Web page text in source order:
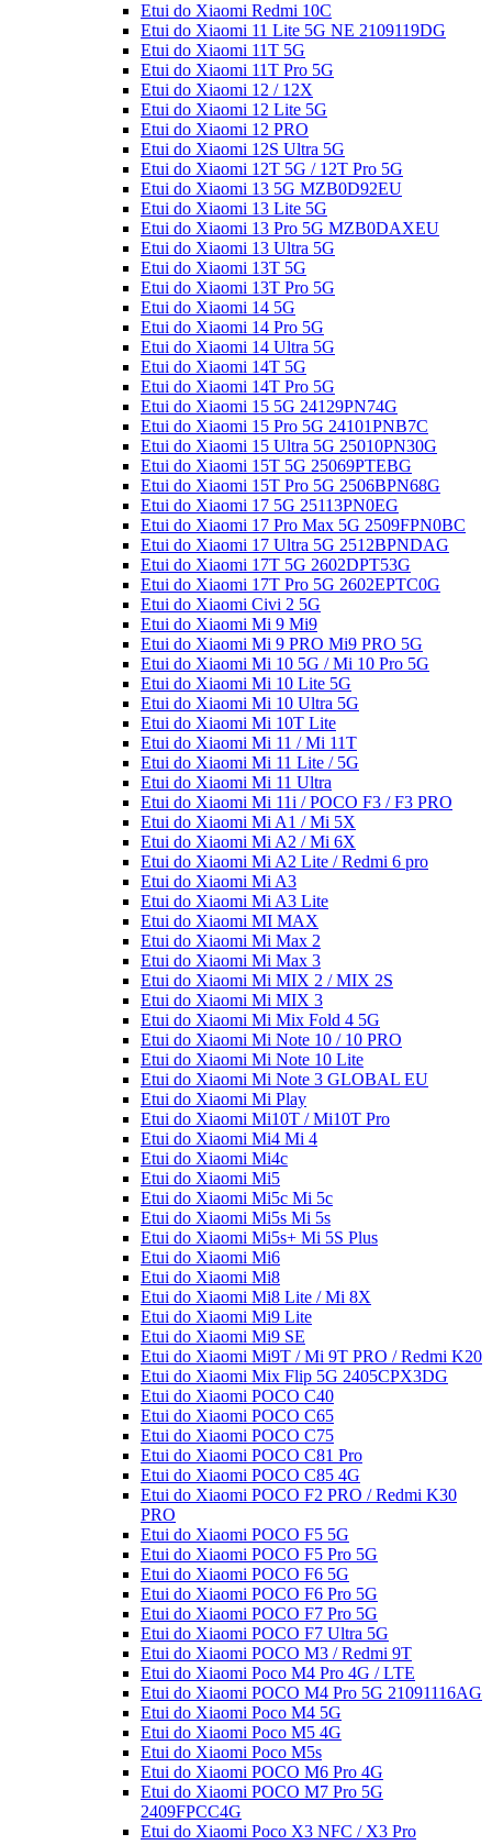
Etui do Xiaomi Redmi 10C
Etui do Xiaomi 11 Lite 5G NE 2109119DG
Etui do Xiaomi 11T 5G
Etui do Xiaomi 11T Pro 5G
Etui do Xiaomi 12 / 12X
Etui do Xiaomi 12 Lite 5G
Etui do Xiaomi 12 PRO
Etui do Xiaomi 12S Ultra 5G
Etui do Xiaomi 12T 5G / 12T Pro 5G
Etui do Xiaomi 13 5G MZB0D92EU
Etui do Xiaomi 13 Lite 5G
Etui do Xiaomi 13 Pro 5G MZB0DAXEU
Etui do Xiaomi 13 Ultra 5G
Etui do Xiaomi 13T 5G
Etui do Xiaomi 13T Pro 5G
Etui do Xiaomi 14 5G
Etui do Xiaomi 14 Pro 5G
Etui do Xiaomi 14 Ultra 5G
Etui do Xiaomi 14T 5G
Etui do Xiaomi 14T Pro 5G
Etui do Xiaomi 15 5G 24129PN74G
Etui do Xiaomi 15 Pro 5G 24101PNB7C
Etui do Xiaomi 15 Ultra 5G 25010PN30G
Etui do Xiaomi 15T 5G 25069PTEBG
Etui do Xiaomi 15T Pro 5G 2506BPN68G
Etui do Xiaomi 17 5G 25113PN0EG
Etui do Xiaomi 17 Pro Max 5G 2509FPN0BC
Etui do Xiaomi 17 Ultra 5G 2512BPNDAG
Etui do Xiaomi 17T 5G 2602DPT53G
Etui do Xiaomi 17T Pro 5G 2602EPTC0G
Etui do Xiaomi Civi 2 5G
Etui do Xiaomi Mi 9 Mi9
Etui do Xiaomi Mi 9 PRO Mi9 PRO 5G
Etui do Xiaomi Mi 10 5G / Mi 10 Pro 5G
Etui do Xiaomi Mi 10 Lite 5G
Etui do Xiaomi Mi 10 Ultra 5G
Etui do Xiaomi Mi 10T Lite
Etui do Xiaomi Mi 11 / Mi 11T
Etui do Xiaomi Mi 11 Lite / 5G
Etui do Xiaomi Mi 11 Ultra
Etui do Xiaomi Mi 11i / POCO F3 / F3 PRO
Etui do Xiaomi Mi A1 / Mi 5X
Etui do Xiaomi Mi A2 / Mi 6X
Etui do Xiaomi Mi A2 Lite / Redmi 6 pro
Etui do Xiaomi Mi A3
Etui do Xiaomi Mi A3 Lite
Etui do Xiaomi MI MAX
Etui do Xiaomi Mi Max 2
Etui do Xiaomi Mi Max 3
Etui do Xiaomi Mi MIX 2 / MIX 2S
Etui do Xiaomi Mi MIX 3
Etui do Xiaomi Mi Mix Fold 4 5G
Etui do Xiaomi Mi Note 10 / 10 PRO
Etui do Xiaomi Mi Note 10 Lite
Etui do Xiaomi Mi Note 3 GLOBAL EU
Etui do Xiaomi Mi Play
Etui do Xiaomi Mi10T / Mi10T Pro
Etui do Xiaomi Mi4 Mi 4
Etui do Xiaomi Mi4c
Etui do Xiaomi Mi5
Etui do Xiaomi Mi5c Mi 5c
Etui do Xiaomi Mi5s Mi 5s
Etui do Xiaomi Mi5s+ Mi 5S Plus
Etui do Xiaomi Mi6
Etui do Xiaomi Mi8
Etui do Xiaomi Mi8 Lite / Mi 8X
Etui do Xiaomi Mi9 Lite
Etui do Xiaomi Mi9 SE
Etui do Xiaomi Mi9T / Mi 9T PRO / Redmi K20
Etui do Xiaomi Mix Flip 5G 2405CPX3DG
Etui do Xiaomi POCO C40
Etui do Xiaomi POCO C65
Etui do Xiaomi POCO C75
Etui do Xiaomi POCO C81 Pro
Etui do Xiaomi POCO C85 4G
Etui do Xiaomi POCO F2 PRO / Redmi K30
PRO
Etui do Xiaomi POCO F5 5G
Etui do Xiaomi POCO F5 Pro 5G
Etui do Xiaomi POCO F6 5G
Etui do Xiaomi POCO F6 Pro 5G
Etui do Xiaomi POCO F7 Pro 5G
Etui do Xiaomi POCO F7 Ultra 5G
Etui do Xiaomi POCO M3 / Redmi 9T
Etui do Xiaomi Poco M4 Pro 4G / LTE
Etui do Xiaomi POCO M4 Pro 5G 21091116AG
Etui do Xiaomi Poco M4 5G
Etui do Xiaomi Poco M5 4G
Etui do Xiaomi Poco M5s
Etui do Xiaomi POCO M6 Pro 4G
Etui do Xiaomi POCO M7 Pro 5G
2409FPCC4G
Etui do Xiaomi Poco X3 NFC / X3 Pro